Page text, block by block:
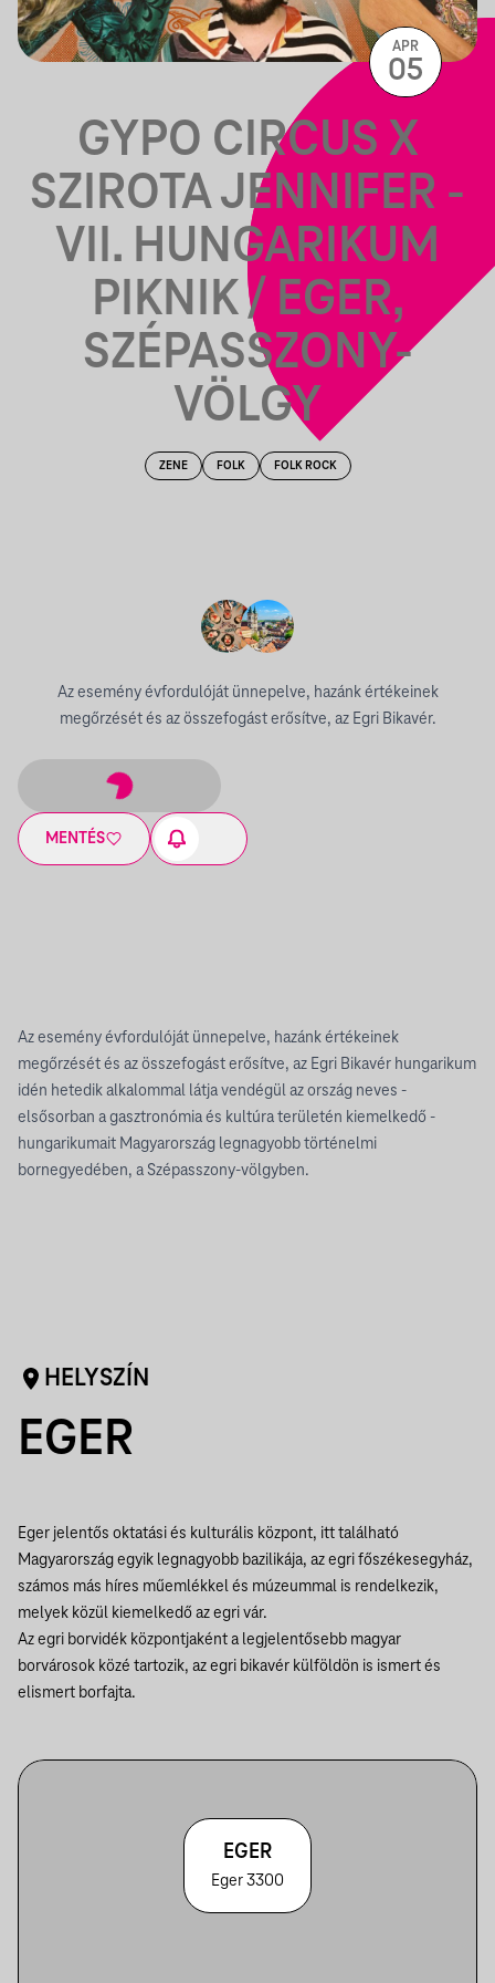
GYPO CIRCUS X
SZIROTA JENNIFER -
VII. HUNGARIKUM
PIKNIK / EGER,
SZÉPASSZONY-
VÖLGY
ZENE FOLK FOLK ROCK
Az esemény évfordulóját ünnepelve, hazánk értékeinek
megőrzését és az összefogást erősítve, az Egri Bikavér.
MENTÉS
APR
05
Az esemény évfordulóját ünnepelve, hazánk értékeinek
megőrzését és az összefogást erősítve, az Egri Bikavér hungarikum
idén hetedik alkalommal látja vendégül az ország neves -
elsősorban a gasztronómia és kultúra területén kiemelkedő -
hungarikumait Magyarország legnagyobb történelmi
bornegyedében, a Szépasszony-völgyben.
HELYSZÍN
EGER
Eger jelentős oktatási és kulturális központ, itt található
Magyarország egyik legnagyobb bazilikája, az egri főszékesegyház,
számos más híres műemlékkel és múzeummal is rendelkezik,
melyek közül kiemelkedő az egri vár.
Az egri borvidék központjaként a legjelentősebb magyar
borvárosok közé tartozik, az egri bikavér külföldön is ismert és
elismert borfajta.
EGER
Eger 3300